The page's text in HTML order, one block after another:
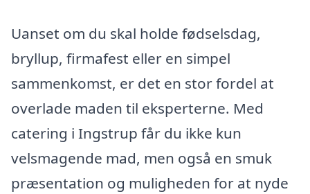
Uanset om du skal holde fødselsdag,
bryllup, firmafest eller en simpel
sammenkomst, er det en stor fordel at
overlade maden til eksperterne. Med
catering i Ingstrup får du ikke kun
velsmagende mad, men også en smuk
præsentation og muligheden for at nyde